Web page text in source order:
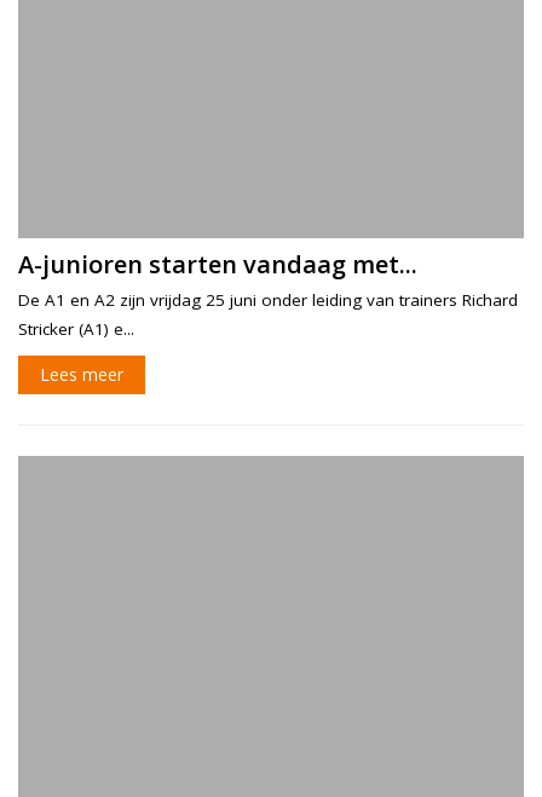
A-junioren starten vandaag met...
De A1 en A2 zijn vrijdag 25 juni onder leiding van trainers Richard
Stricker (A1) e...
Lees meer